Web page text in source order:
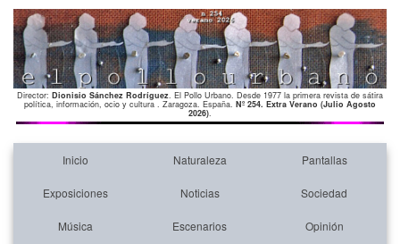
Director: Dionisio Sánchez Rodríguez. El Pollo Urbano. Desde 1977 la primera revista de sátira
política, información, ocio y cultura . Zaragoza. España. Nº 254. Extra Verano (Julio Agosto
2026).
Inicio Naturaleza Pantallas
Exposiciones Noticias Sociedad
Música Escenarios Opinión